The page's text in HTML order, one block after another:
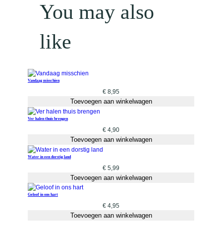
You may also
like
Vandaag misschien
€ 8,95
Toevoegen aan winkelwagen
Ver halen thuis brengen
€ 4,90
Toevoegen aan winkelwagen
Water in een dorstig land
€ 5,99
Toevoegen aan winkelwagen
Geloof in ons hart
€ 4,95
Toevoegen aan winkelwagen